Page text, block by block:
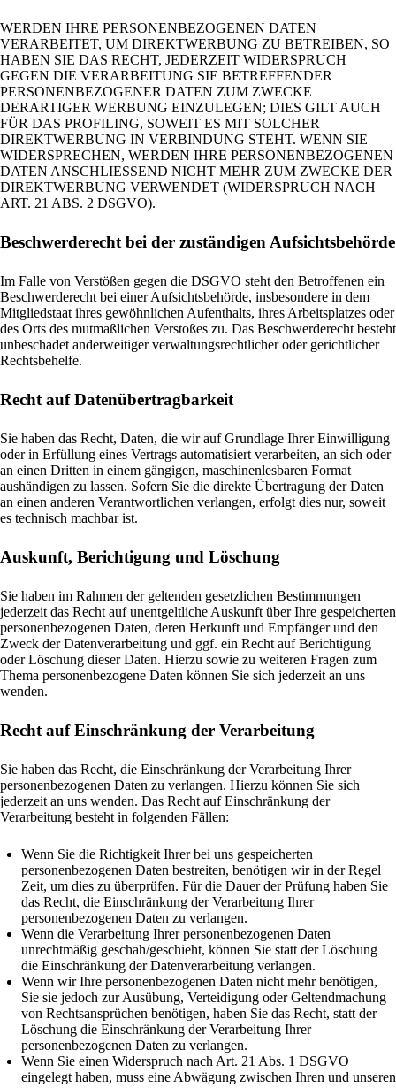
WERDEN IHRE PERSONENBEZOGENEN DATEN
VERARBEITET, UM DIREKTWERBUNG ZU BETREIBEN, SO
HABEN SIE DAS RECHT, JEDERZEIT WIDERSPRUCH
GEGEN DIE VERARBEITUNG SIE BETREFFENDER
PERSONENBEZOGENER DATEN ZUM ZWECKE
DERARTIGER WERBUNG EINZULEGEN; DIES GILT AUCH
FÜR DAS PROFILING, SOWEIT ES MIT SOLCHER
DIREKTWERBUNG IN VERBINDUNG STEHT. WENN SIE
WIDERSPRECHEN, WERDEN IHRE PERSONENBEZOGENEN
DATEN ANSCHLIESSEND NICHT MEHR ZUM ZWECKE DER
DIREKTWERBUNG VERWENDET (WIDERSPRUCH NACH
ART. 21 ABS. 2 DSGVO).
Beschwerde­recht bei der zuständigen Aufsichts­behörde
Im Falle von Verstößen gegen die DSGVO steht den Betroffenen ein
Beschwerderecht bei einer Aufsichtsbehörde, insbesondere in dem
Mitgliedstaat ihres gewöhnlichen Aufenthalts, ihres Arbeitsplatzes oder
des Orts des mutmaßlichen Verstoßes zu. Das Beschwerderecht besteht
unbeschadet anderweitiger verwaltungsrechtlicher oder gerichtlicher
Rechtsbehelfe.
Recht auf Daten­übertrag­barkeit
Sie haben das Recht, Daten, die wir auf Grundlage Ihrer Einwilligung
oder in Erfüllung eines Vertrags automatisiert verarbeiten, an sich oder
an einen Dritten in einem gängigen, maschinenlesbaren Format
aushändigen zu lassen. Sofern Sie die direkte Übertragung der Daten
an einen anderen Verantwortlichen verlangen, erfolgt dies nur, soweit
es technisch machbar ist.
Auskunft, Berichtigung und Löschung
Sie haben im Rahmen der geltenden gesetzlichen Bestimmungen
jederzeit das Recht auf unentgeltliche Auskunft über Ihre gespeicherten
personenbezogenen Daten, deren Herkunft und Empfänger und den
Zweck der Datenverarbeitung und ggf. ein Recht auf Berichtigung
oder Löschung dieser Daten. Hierzu sowie zu weiteren Fragen zum
Thema personenbezogene Daten können Sie sich jederzeit an uns
wenden.
Recht auf Einschränkung der Verarbeitung
Sie haben das Recht, die Einschränkung der Verarbeitung Ihrer
personenbezogenen Daten zu verlangen. Hierzu können Sie sich
jederzeit an uns wenden. Das Recht auf Einschränkung der
Verarbeitung besteht in folgenden Fällen:
Wenn Sie die Richtigkeit Ihrer bei uns gespeicherten
personenbezogenen Daten bestreiten, benötigen wir in der Regel
Zeit, um dies zu überprüfen. Für die Dauer der Prüfung haben Sie
das Recht, die Einschränkung der Verarbeitung Ihrer
personenbezogenen Daten zu verlangen.
Wenn die Verarbeitung Ihrer personenbezogenen Daten
unrechtmäßig geschah/geschieht, können Sie statt der Löschung
die Einschränkung der Datenverarbeitung verlangen.
Wenn wir Ihre personenbezogenen Daten nicht mehr benötigen,
Sie sie jedoch zur Ausübung, Verteidigung oder Geltendmachung
von Rechtsansprüchen benötigen, haben Sie das Recht, statt der
Löschung die Einschränkung der Verarbeitung Ihrer
personenbezogenen Daten zu verlangen.
Wenn Sie einen Widerspruch nach Art. 21 Abs. 1 DSGVO
eingelegt haben, muss eine Abwägung zwischen Ihren und unseren